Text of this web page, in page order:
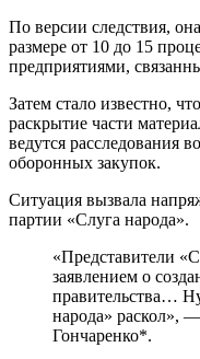
По версии следствия,
размере от 10 до 15
предприятиями,
Затем стало известно,
раскрытие части
ведутся расследования
оборонных закупок.
Ситуация вызвала
партии «Слуга народа».
«Представители
заявлением о
правительства…
народа» раскол»,
Гончаренко*.